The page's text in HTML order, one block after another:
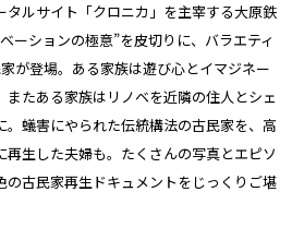
タルサイト「クロニカ」を主宰する大原鉄
ーションの極意”を皮切りに、バラエティ
が登場。ある家族は遊び心とイマジネー
またある家族はリノベを近隣の住人とシェ
。蟻害にやられた伝統構法の古民家を、高
生した夫婦も。たくさんの写真とエピソ
の古民家再生ドキュメントをじっくりご堪